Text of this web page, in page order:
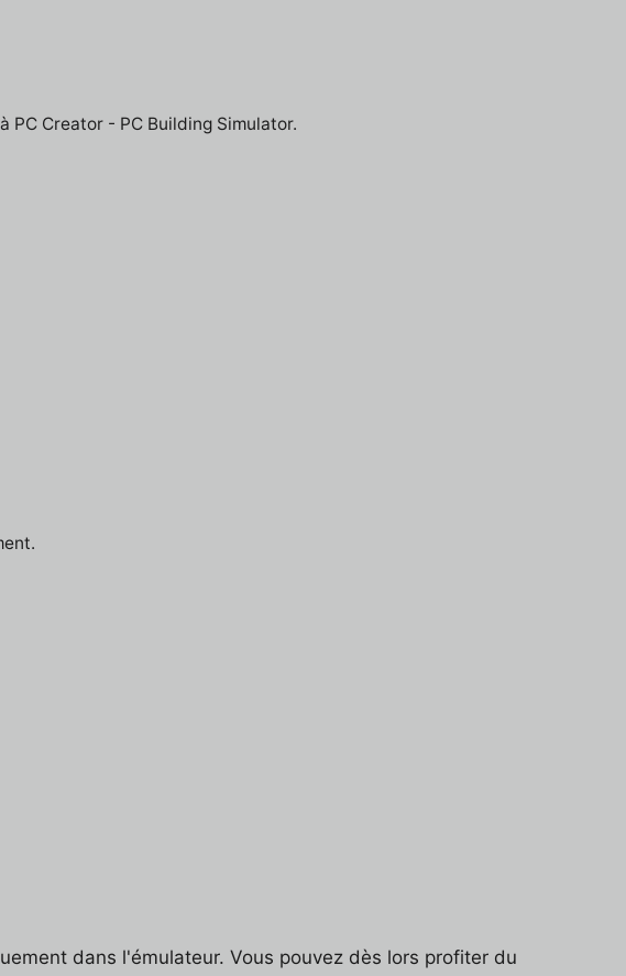
Creator - PC Building Simulator.
dans l'émulateur. Vous pouvez dès lors profiter du